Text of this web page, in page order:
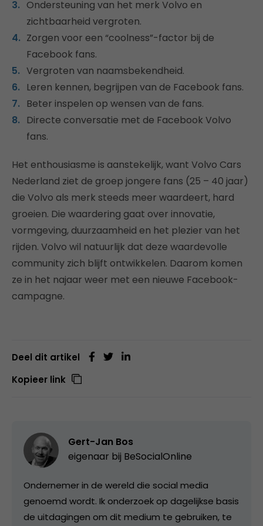
Ondersteuning van het merk Volvo en
zichtbaarheid vergroten.
Zorgen voor een “coolness”-factor bij de
Facebook fans.
Vergroten van naamsbekendheid.
Leren kennen, begrijpen van de Facebook fans.
Beter inspelen op wensen van de fans.
Directe conversatie met de Facebook Volvo
fans.
Het enthousiasme is aanstekelijk, want Volvo Cars
Nederland ziet de groep jongere fans (25 – 40 jaar)
die Volvo als merk steeds meer waardeert, hard
groeien. Die waardering gaat over innovatie,
vormgeving, duurzaamheid en het plezier van het
rijden. Volvo wil natuurlijk dat deze waardevolle
community zich blijft ontwikkelen. Daarom komen
ze in het najaar weer met een nieuwe Facebook-
campagne.
Deel dit artikel
Kopieer link
Gert-Jan Bos
eigenaar bij BeSocialOnline
Ondernemer in de wereld die social media
genoemd wordt. Ik onderzoek op dagelijkse basis
de uitdagingen om dit medium te gebruiken, te